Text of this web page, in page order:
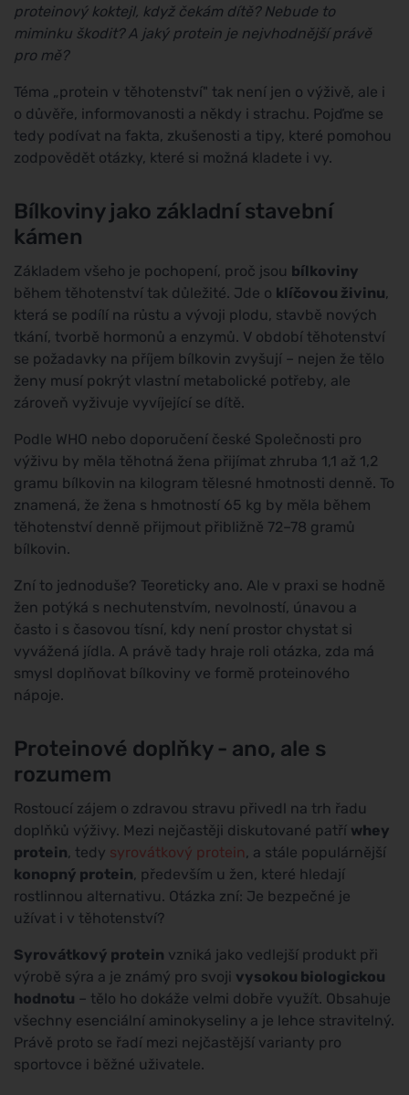
proteinový koktejl, když čekám dítě? Nebude to
miminku škodit? A jaký protein je nejvhodnější právě
pro mě?
Téma „protein v těhotenství" tak není jen o výživě, ale i
o důvěře, informovanosti a někdy i strachu. Pojďme se
tedy podívat na fakta, zkušenosti a tipy, které pomohou
zodpovědět otázky, které si možná kladete i vy.
Bílkoviny jako základní stavební
kámen
Základem všeho je pochopení, proč jsou bílkoviny
během těhotenství tak důležité. Jde o klíčovou živinu,
která se podílí na růstu a vývoji plodu, stavbě nových
tkání, tvorbě hormonů a enzymů. V období těhotenství
se požadavky na příjem bílkovin zvyšují – nejen že tělo
ženy musí pokrýt vlastní metabolické potřeby, ale
zároveň vyživuje vyvíjející se dítě.
Podle WHO nebo doporučení české Společnosti pro
výživu by měla těhotná žena přijímat zhruba 1,1 až 1,2
gramu bílkovin na kilogram tělesné hmotnosti denně. To
znamená, že žena s hmotností 65 kg by měla během
těhotenství denně přijmout přibližně 72–78 gramů
bílkovin.
Zní to jednoduše? Teoreticky ano. Ale v praxi se hodně
žen potýká s nechutenstvím, nevolností, únavou a
často i s časovou tísní, kdy není prostor chystat si
vyvážená jídla. A právě tady hraje roli otázka, zda má
smysl doplňovat bílkoviny ve formě proteinového
nápoje.
Proteinové doplňky - ano, ale s
rozumem
Rostoucí zájem o zdravou stravu přivedl na trh řadu
doplňků výživy. Mezi nejčastěji diskutované patří whey
protein, tedy syrovátkový protein, a stále populárnější
konopný protein, především u žen, které hledají
rostlinnou alternativu. Otázka zní: Je bezpečné je
užívat i v těhotenství?
Syrovátkový protein vzniká jako vedlejší produkt při
výrobě sýra a je známý pro svoji vysokou biologickou
hodnotu – tělo ho dokáže velmi dobře využít. Obsahuje
všechny esenciální aminokyseliny a je lehce stravitelný.
Právě proto se řadí mezi nejčastější varianty pro
sportovce i běžné uživatele.